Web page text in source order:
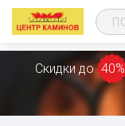
Скидки до 40%